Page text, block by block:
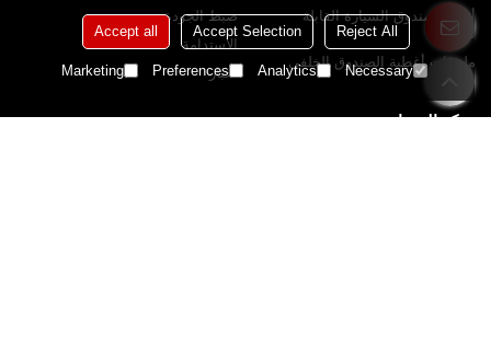
أغطية صندوق السيارة القابلة
للسحب
ملحقات أغطية الصندوق الخلفي
ضبط الجودة
الاستدامة
أخبار
مركز المساعدة
Reject All
Accept Selection
Accept all
Necessary
Analytics
Preferences
Marketing